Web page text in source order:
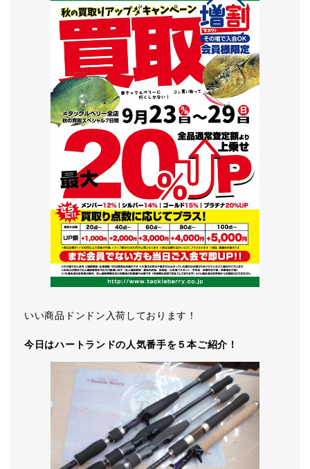
いい商品ドンドン入荷しております！
今日はハートランドの人気番手を５本ご紹介！